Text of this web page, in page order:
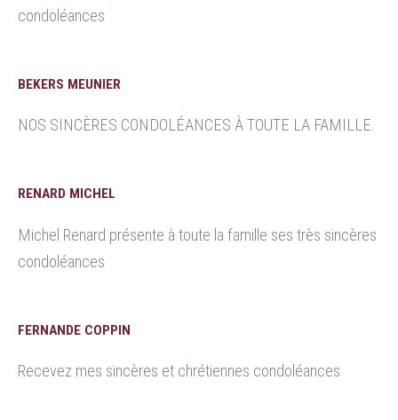
condoléances
BEKERS MEUNIER
NOS SINCÈRES CONDOLÉANCES À TOUTE LA FAMILLE.
RENARD MICHEL
Michel Renard présente à toute la famille ses très sincères
condoléances
FERNANDE COPPIN
Recevez mes sincères et chrétiennes condoléances